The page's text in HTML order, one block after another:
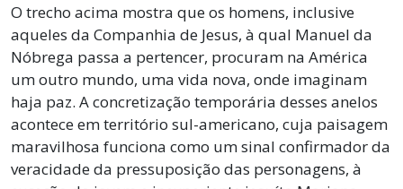
O trecho acima mostra que os homens, inclusive
aqueles da Companhia de Jesus, à qual Manuel da
Nóbrega passa a pertencer, procuram na América
um outro mundo, uma vida nova, onde imaginam
haja paz. A concretização temporária desses anelos
acontece em território sul-americano, cuja paisagem
maravilhosa funciona como um sinal confirmador da
veracidade da pressuposição das personagens, à